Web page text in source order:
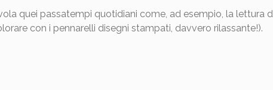
quei passatempi quotidiani come, ad esempio, la lettura
con i pennarelli disegni stampati, davvero rilassante!).